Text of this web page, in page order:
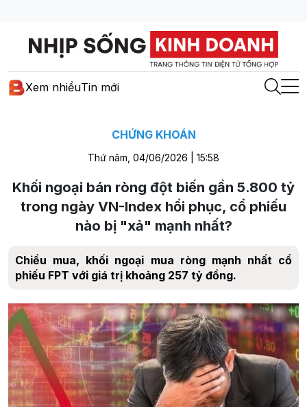
Xem nhiềuTin mới
CHỨNG KHOÁN
Thứ năm, 04/06/2026 | 15:58
Khối ngoại bán ròng đột biến gần 5.800 tỷ
trong ngày VN-Index hồi phục, cổ phiếu
nào bị "xả" mạnh nhất?
Chiều mua, khối ngoại mua ròng mạnh nhất cổ
phiếu FPT với giá trị khoảng 257 tỷ đồng.